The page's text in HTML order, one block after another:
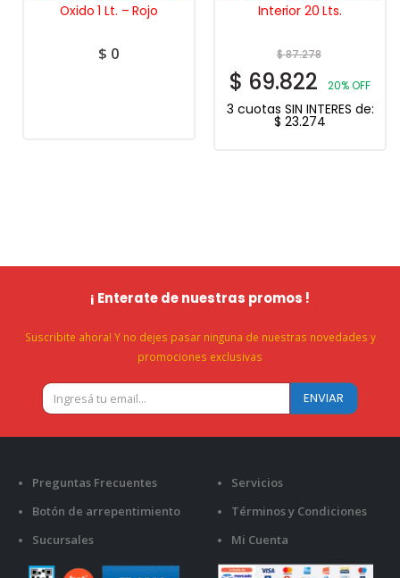
Oxido 1 Lt. – Rojo
$ 0
Interior 20 Lts.
$87.278
$ 69.822 20% OFF
3 cuotas SIN INTERES de:
$ 23.274
¡ Enterate de nuestras promos !
Suscribite ahora! Y no dejes pasar ninguna de nuestras novedades y
promociones exclusivas
Preguntas Frecuentes
Botón de arrepentimiento
Sucursales
Servicios
Términos y Condiciones
Mi Cuenta